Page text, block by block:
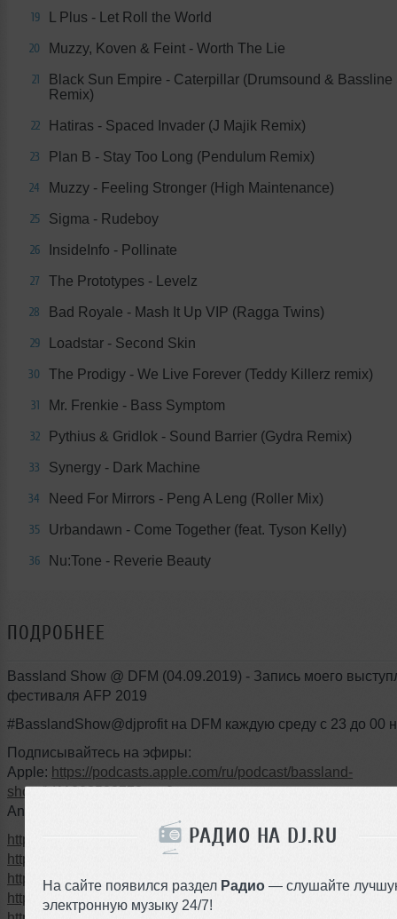
РАДИО НА DJ.RU
На сайте появился раздел Радио — слушайте
электронную музыку 24/7!
19 L Plus - Let Roll the World
20 Muzzy, Koven & Feint - Worth The Lie
21
Black Sun Empire - Caterpillar (Drumsound & Bassline
Remix)
22 Hatiras - Spaced Invader (J Majik Remix)
23 Plan B - Stay Too Long (Pendulum Remix)
24 Muzzy - Feeling Stronger (High Maintenance)
25 Sigma - Rudeboy
26 InsideInfo - Pollinate
27 The Prototypes - Levelz
28 Bad Royale - Mash It Up VIP (Ragga Twins)
29 Loadstar - Second Skin
30 The Prodigy - We Live Forever (Teddy Killerz remix)
31 Mr. Frenkie - Bass Symptom
32 Pythius & Gridlok - Sound Barrier (Gydra Remix)
33 Synergy - Dark Machine
34 Need For Mirrors - Peng A Leng (Roller Mix)
35 Urbandawn - Come Together (feat. Tyson Kelly)
36 Nu:Tone - Reverie Beauty
ПОДРОБНЕЕ
Bassland Show @ DFM (04.09.2019) - Запись моего
фестиваля AFP 2019
#BasslandShow@djprofit на DFM каждую среду с 23 до 00
Подписывайтесь на эфиры:
Apple: https://podcasts.apple.com/ru/podcast/bassland-
show/id1128353377?mt=2
Android:
https://vk.com/djprofit
https://t.me/profit_live
https://www.instagram.com/profit_dj
https://www.facebook.com/profitdj